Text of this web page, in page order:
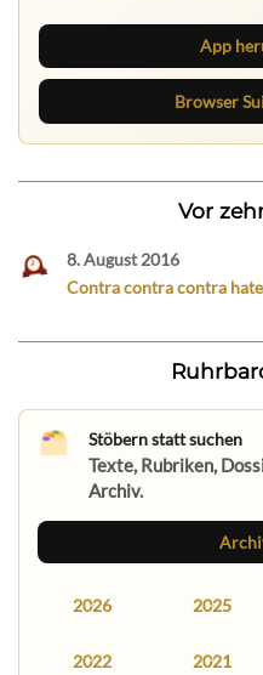
App
Browser
Vor
8. August 2016
Contra contra contra
Stöbern statt suchen
Texte, Rubriken,
Archiv.
2026 2025
2022 2021